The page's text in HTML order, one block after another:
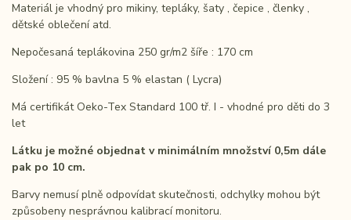
Materiál je vhodný pro mikiny, tepláky, šaty , čepice , členky ,
dětské oblečení atd.
Nepočesaná teplákovina 250 gr/m2 šíře : 170 cm
Složení : 95 % bavlna 5 % elastan ( Lycra)
Má certifikát Oeko-Tex Standard 100 tř. I - vhodné pro děti do 3
let
Látku je možné objednat v minimálním množství 0,5m dále
pak po 10 cm.
Barvy nemusí plně odpovídat skutečnosti, odchylky mohou být
způsobeny nesprávnou kalibracímonitoru.